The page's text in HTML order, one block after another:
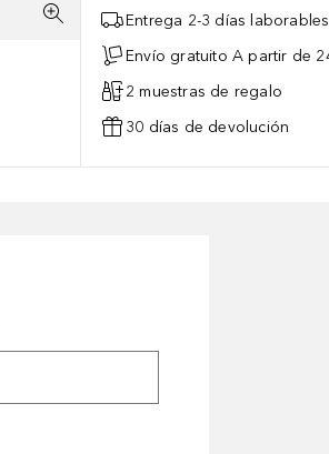
Entrega 2-3 días laborables
Envío gratuito A partir de
2 muestras de regalo
30 días de devolución